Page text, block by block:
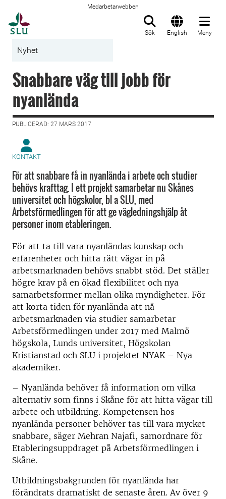
Medarbetarwebben
Sök English Meny
Nyhet
Snabbare väg till jobb för
nyanlända
PUBLICERAD: 27 MARS 2017
KONTAKT
För att snabbare få in nyanlända i arbete och studier
behövs krafttag. I ett projekt samarbetar nu Skånes
universitet och högskolor, bl a SLU, med
Arbetsförmedlingen för att ge vägledningshjälp åt
personer inom etableringen.
För att ta till vara nyanländas kunskap och
erfarenheter och hitta rätt vägar in på
arbetsmarknaden behövs snabbt stöd. Det ställer
högre krav på en ökad flexibilitet och nya
samarbetsformer mellan olika myndigheter. För
att korta tiden för nyanlända att nå
arbetsmarknaden via studier samarbetar
Arbetsförmedlingen under 2017 med Malmö
högskola, Lunds universitet, Högskolan
Kristianstad och SLU i projektet NYAK – Nya
akademiker.
– Nyanlända behöver få information om vilka
alternativ som finns i Skåne för att hitta vägar till
arbete och utbildning. Kompetensen hos
nyanlända personer behöver tas till vara mycket
snabbare, säger Mehran Najafi, samordnare för
Etableringsuppdraget på Arbetsförmedlingen i
Skåne.
Utbildningsbakgrunden för nyanlända har
förändrats dramatiskt de senaste åren. Av över 9